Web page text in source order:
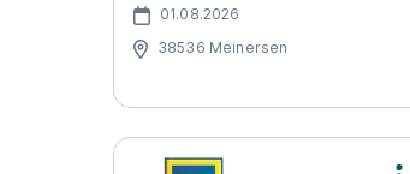
01.08.2026
38536 Meinersen